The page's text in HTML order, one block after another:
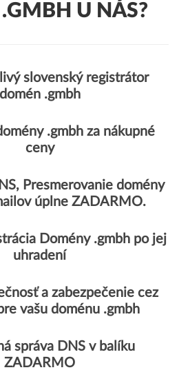
U NÁS?
slovenský registrátor
domén .gmbh
.gmbh za nákupné
ceny
Presmerovanie domény
úplne ZADARMO.
Domény .gmbh po jej
uhradení
a zabezpečenie cez
vašu doménu .gmbh
správa DNS v balíku
ZADARMO